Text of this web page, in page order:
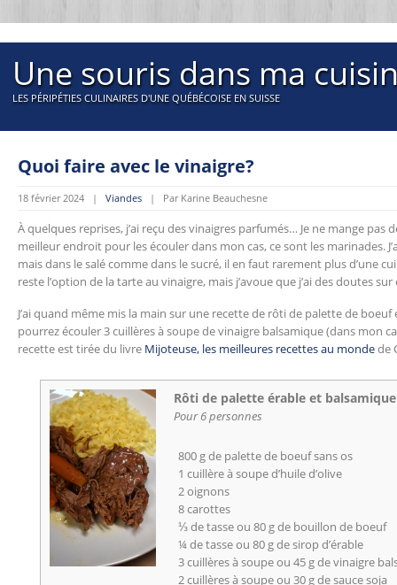
Une souris dans ma
LES PÉRIPÉTIES CULINAIRES D'UNE QUÉBÉCOISE EN SUISSE
Quoi faire avec le vinaigre?
18 février 2024 | Viandes | Par Karine Beauchesne
À quelques reprises, j’ai reçu des vinaigres parfumés… Je ne mange pas
meilleur endroit pour les écouler dans mon cas, ce sont les marinades.
mais dans le salé comme dans le sucré, il en faut rarement plus d’une
reste l’option de la tarte au vinaigre, mais j’avoue que j’ai des doutes
J’ai quand même mis la main sur une recette de rôti de palette de
pourrez écouler 3 cuillères à soupe de vinaigre balsamique (dans mon
recette est tirée du livre Mijoteuse, les meilleures recettes au mondede
Rôti de palette érable et
Pour 6 personnes
800 g de palette de boeuf sans os
1 cuillère à soupe d’huile d’olive
2 oignons
8 carottes
⅓ de tasse ou 80 g de bouillon de boeuf
¼ de tasse ou 80 g de sirop d’érable
3 cuillères à soupe ou 45 g de vinaigre
2 cuillères à soupe ou 30 g de sauce soja